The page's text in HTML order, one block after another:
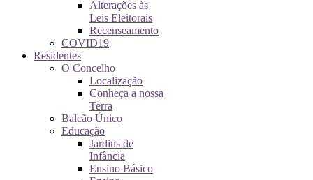
Alterações às
Leis Eleitorais
Recenseamento
COVID19
Residentes
O Concelho
Localização
Conheça a nossa
Terra
Balcão Único
Educação
Jardins de
Infância
Ensino Básico